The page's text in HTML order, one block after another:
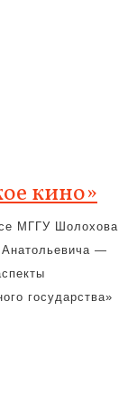
кино»
МГГУ Шолохова
Анатольевича —
государства»